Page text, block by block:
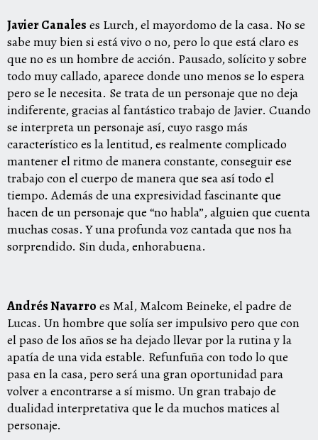
Javier Canales es Lurch, el mayordomo de la casa. No se
sabe muy bien si está vivo o no, pero lo que está claro es
que no es un hombre de acción. Pausado, solícito y sobre
todo muy callado, aparece donde uno menos se lo espera
pero se le necesita. Se trata de un personaje que no deja
indiferente, gracias al fantástico trabajo de Javier. Cuando
se interpreta un personaje así, cuyo rasgo más
característico es la lentitud, es realmente complicado
mantener el ritmo de manera constante, conseguir ese
trabajo con el cuerpo de manera que sea así todo el
tiempo. Además de una expresividad fascinante que
hacen de un personaje que “no habla”, alguien que cuenta
muchas cosas. Y una profunda voz cantada que nos ha
sorprendido. Sin duda, enhorabuena.
Andrés Navarro es Mal, Malcom Beineke, el padre de
Lucas. Un hombre que solía ser impulsivo pero que con
el paso de los años se ha dejado llevar por la rutina y la
apatía de una vida estable. Refunfuña con todo lo que
pasa en la casa, pero será una gran oportunidad para
volver a encontrarse a sí mismo. Un gran trabajo de
dualidad interpretativa que le da muchos matices al
personaje.